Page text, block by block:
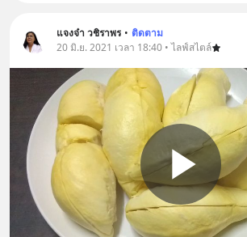
แจงจ๋า วชิราพร • ติดตาม
20 มิ.ย. 2021 เวลา 18:40 • ไลฟ์สไตล์